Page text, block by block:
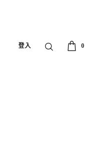
登入 0